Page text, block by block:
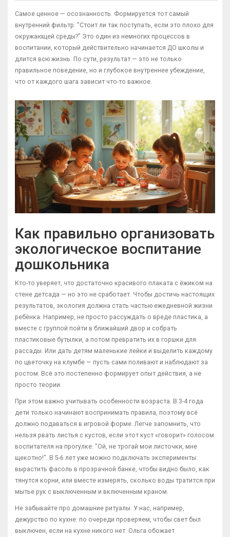
Самое ценное — осознанность. Формируется тот самый
внутренний фильтр: "Стоит ли так поступать, если это плохо для
окружающей среды?" Это один из немногих процессов в
воспитании, который действительно начинается ДО школы и
длится всю жизнь. По сути, результат — это не только
правильное поведение, но и глубокое внутреннее убеждение,
что от каждого шага зависит что-то важное.
Как правильно организовать
экологическое воспитание
дошкольника
Кто-то уверяет, что достаточно красивого плаката с ёжиком на
стене детсада — но это не сработает. Чтобы достичь настоящих
результатов, экология должна стать частью ежедневной жизни
ребёнка. Например, не просто рассуждать о вреде пластика, а
вместе с группой пойти в ближайший двор и собрать
пластиковые бутылки, а потом превратить их в горшки для
рассады. Или дать детям маленькие лейки и выделить каждому
по цветочку на клумбе — пусть сами поливают и наблюдают за
ростом. Всё это постепенно формирует опыт действия, а не
просто теории.
При этом важно учитывать особенности возраста. В 3-4 года
дети только начинают воспринимать правила, поэтому всё
должно подаваться в игровой форме. Легче запомнить, что
нельзя рвать листья с кустов, если этот куст «говорит» голосом
воспитателя на прогулке: "Ой, не трогай мои листочки, мне
щекотно!". В 5-6 лет уже можно подключать эксперименты:
вырастить фасоль в прозрачной банке, чтобы видно было, как
тянутся корни, или вместе измерять, сколько воды тратится при
мытье рук с выключенным и включенным краном.
Не забывайте про домашние ритуалы. У нас, например,
дежурство по кухне: по очереди проверяем, чтобы свет был
выключен, если на кухне никого нет. Ольга обожает